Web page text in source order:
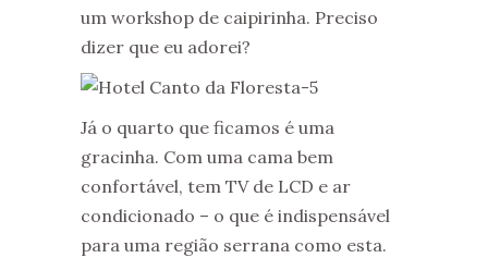
um workshop de caipirinha. Preciso
dizer que eu adorei?
Já o quarto que ficamos é uma
gracinha. Com uma cama bem
confortável, tem TV de LCD e ar
condicionado – o que é indispensável
para uma região serrana como esta.